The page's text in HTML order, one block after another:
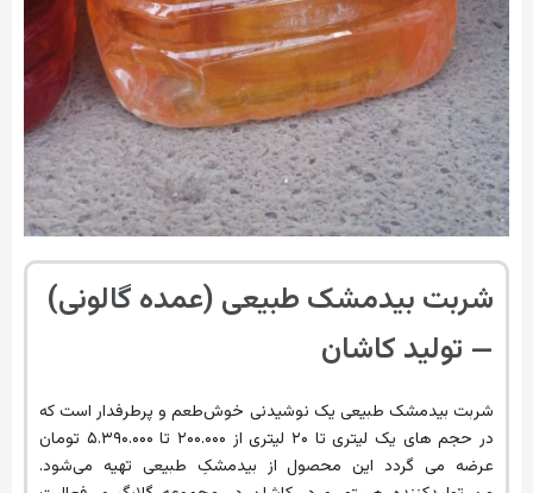
شربت بیدمشک طبیعی (عمده گالونی)
— تولید کاشان
شربت بیدمشک طبیعی یک نوشیدنی خوش‌طعم و پرطرفدار است که
در حجم های یک لیتری تا ۲۰ لیتری از ۲۰۰.۰۰۰ تا ۵.۳۹۰.۰۰۰ تومان
عرضه می گردد این محصول از بیدمشکِ طبیعی تهیه می‌شود.